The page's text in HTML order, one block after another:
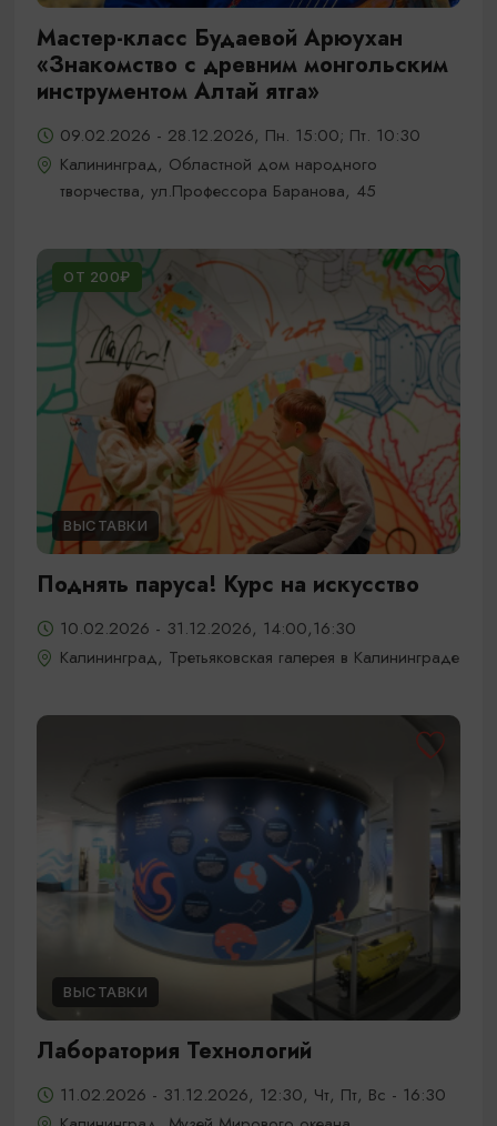
Мастер-класс Будаевой Арюухан
«Знакомство с древним монгольским
инструментом Алтай ятга»
09.02.2026 - 28.12.2026, Пн. 15:00; Пт. 10:30
Калининград, Областной дом народного
творчества, ул.Профессора Баранова, 45
ОТ 200₽
ВЫСТАВКИ
Поднять паруса! Курс на искусство
10.02.2026 - 31.12.2026, 14:00,16:30
Калининград, Третьяковская галерея в Калининграде
ВЫСТАВКИ
Лаборатория Технологий
11.02.2026 - 31.12.2026, 12:30, Чт, Пт, Вс - 16:30